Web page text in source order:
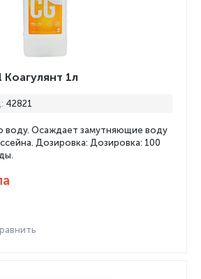
1л
42821
воду. Осаждает замутняющие воду
Дозировка: Дозировка: 100